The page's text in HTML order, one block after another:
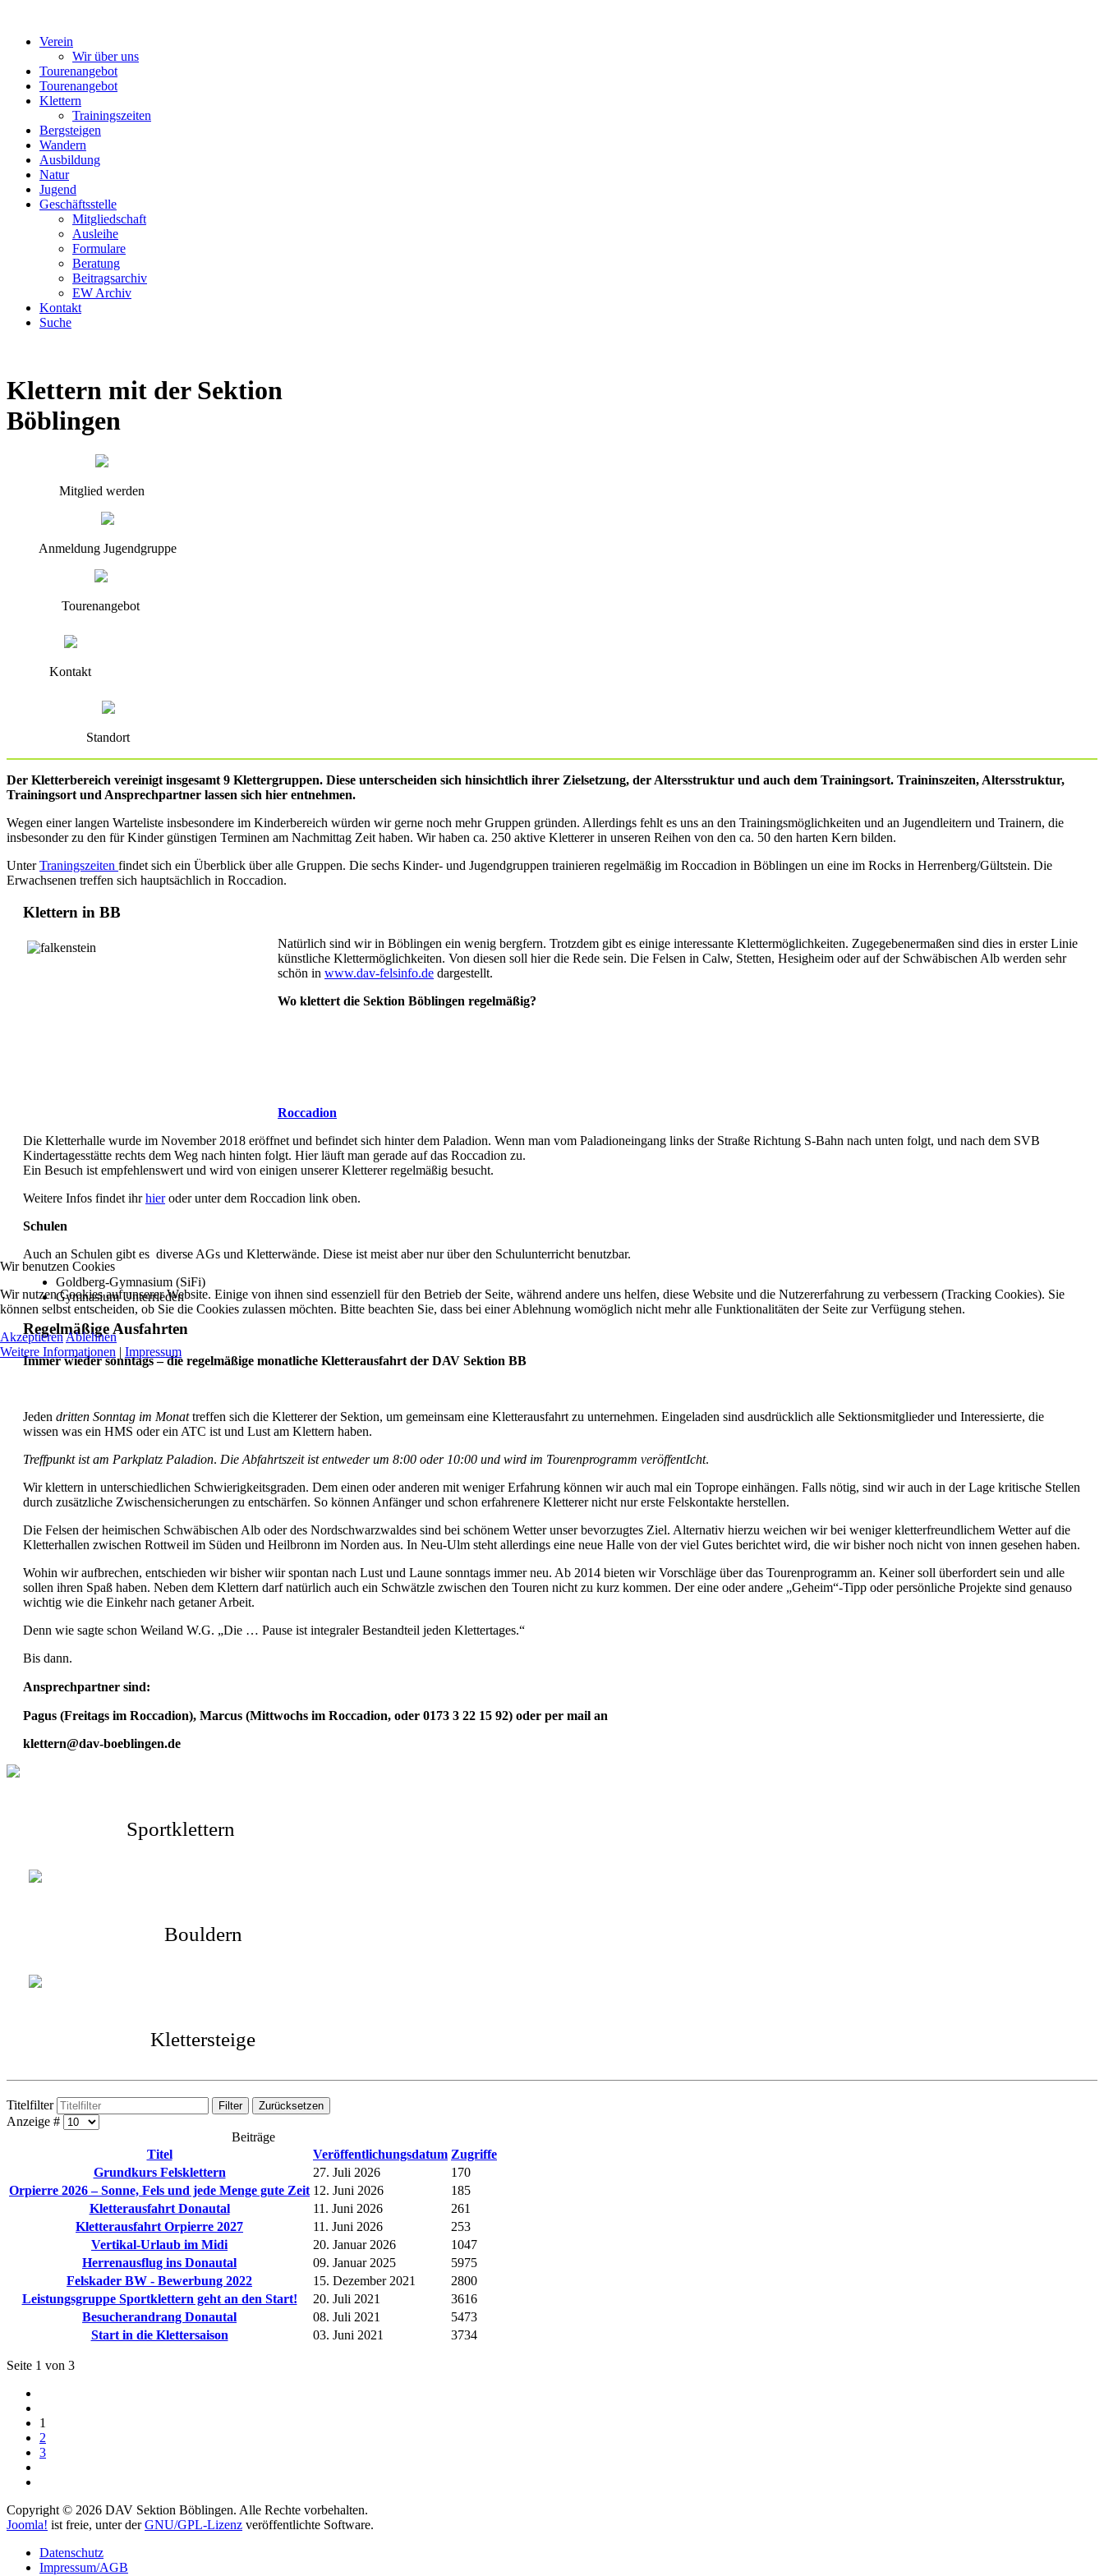
Verein
Wir über uns
Tourenangebot
Tourenangebot
Klettern
Trainingszeiten
Bergsteigen
Wandern
Ausbildung
Natur
Jugend
Geschäftsstelle
Mitgliedschaft
Ausleihe
Formulare
Beratung
Beitragsarchiv
EW Archiv
Kontakt
Suche
Klettern mit der Sektion
Böblingen
Mitglied werden
Anmeldung Jugendgruppe
Tourenangebot
Kontakt
Standort
Der Kletterbereich vereinigt insgesamt 9 Klettergruppen. Diese unterscheiden sich hinsichtlich ihrer Zielsetzung, der Altersstruktur und auch dem Trainingsort. Traininszeiten, Altersstruktur,
Trainingsort und Ansprechpartner lassen sich hier entnehmen.
Wegen einer langen Warteliste insbesondere im Kinderbereich würden wir gerne noch mehr Gruppen gründen. Allerdings fehlt es uns an den Trainingsmöglichkeiten und an Jugendleitern und Trainern, die
insbesonder zu den für Kinder günstigen Terminen am Nachmittag Zeit haben. Wir haben ca. 250 aktive Kletterer in unseren Reihen von den ca. 50 den harten Kern bilden.
UnterTraningszeiten findet sich ein Überblick über alle Gruppen. Die sechs Kinder- und Jugendgruppen trainieren regelmäßig im Roccadion in Böblingen un eine im Rocks in Herrenberg/Gültstein. Die
Erwachsenen treffen sich hauptsächlich in Roccadion.
Klettern in BB
Natürlich sind wir in Böblingen ein wenig bergfern. Trotzdem gibt es einige interessante Klettermöglichkeiten. Zugegebenermaßen sind dies in erster Linie
künstliche Klettermöglichkeiten. Von diesen soll hier die Rede sein. Die Felsen in Calw, Stetten, Hesigheim oder auf der Schwäbischen Alb werden sehr
schön in www.dav-felsinfo.de dargestellt.
Wo klettert die Sektion Böblingen regelmäßig?
Roccadion
Die Kletterhalle wurde im November 2018 eröffnet und befindet sich hinter dem Paladion. Wenn man vom Paladioneingang links der Straße Richtung S-Bahn nach unten folgt, und nach dem SVB
Kindertagesstätte rechts dem Weg nach hinten folgt. Hier läuft man gerade auf das Roccadion zu.
Ein Besuch ist empfehlenswert und wird von einigen unserer Kletterer regelmäßig besucht.
Weitere Infos findet ihrhieroder unter dem Roccadion link oben.
Schulen
Auch an Schulen gibt es diverse AGs und Kletterwände. Diese ist meist aber nur über den Schulunterricht benutzbar.
Goldberg-Gymnasium (SiFi)
Gymnasium Unterrieden
Regelmäßige Ausfahrten
Immer wieder sonntags – die regelmäßige monatliche Kletterausfahrt der DAV Sektion BB
Jeden dritten Sonntag im Monattreffen sich die Kletterer der Sektion, um gemeinsam eine Kletterausfahrt zu unternehmen. Eingeladen sind ausdrücklich alle Sektionsmitglieder und Interessierte, die
wissen was ein HMS oder ein ATC ist und Lust am Klettern haben.
Treffpunkt ist am Parkplatz Paladion. Die Abfahrtszeit ist entweder um 8:00 oder 10:00 und wird im Tourenprogramm veröffentIcht.
Wir klettern in unterschiedlichen Schwierigkeitsgraden. Dem einen oder anderen mit weniger Erfahrung können wir auch mal ein Toprope einhängen. Falls nötig, sind wir auch in der Lage kritische Stellen
durch zusätzliche Zwischensicherungen zu entschärfen. So können Anfänger und schon erfahrenere Kletterer nicht nur erste Felskontakte herstellen.
Die Felsen der heimischen Schwäbischen Alb oder des Nordschwarzwaldes sind bei schönem Wetter unser bevorzugtes Ziel. Alternativ hierzu weichen wir bei weniger kletterfreundlichem Wetter auf die
Kletterhallen zwischen Rottweil im Süden und Heilbronn im Norden aus. In Neu-Ulm steht allerdings eine neue Halle von der viel Gutes berichtet wird, die wir bisher noch nicht von innen gesehen haben.
Wohin wir aufbrechen, entschieden wir bisher wiir spontan nach Lust und Laune sonntags immer neu. Ab 2014 bieten wir Vorschläge über das Tourenprogramm an. Keiner soll überfordert sein und alle
sollen ihren Spaß haben. Neben dem Klettern darf natürlich auch ein Schwätzle zwischen den Touren nicht zu kurz kommen. Der eine oder andere „Geheim“-Tipp oder persönliche Projekte sind genauso
wichtig wie die Einkehr nach getaner Arbeit.
Denn wie sagte schon Weiland W.G. „Die … Pause ist integraler Bestandteil jeden Klettertages.“
Bis dann.
Ansprechpartner sind:
Pagus (Freitags im Roccadion), Marcus (Mittwochs im Roccadion, oder 0173 3 22 15 92) oder per mail an
klettern@dav-boeblingen.de
Sportklettern
Bouldern
Klettersteige
Titelfilter Filter Zurücksetzen
Anzeige #
Beiträge
Titel
Veröffentlichungsdatum Zugriffe
Grundkurs Felsklettern
27. Juli 2026
170
Orpierre 2026 – Sonne, Fels und jede Menge gute Zeit 12. Juni 2026
185
Kletterausfahrt Donautal
11. Juni 2026
261
Kletterausfahrt Orpierre 2027
11. Juni 2026
253
Vertikal-Urlaub im Midi
20. Januar 2026
1047
Herrenausflug ins Donautal
09. Januar 2025
5975
Felskader BW - Bewerbung 2022
15. Dezember 2021
2800
Leistungsgruppe Sportklettern geht an den Start!
20. Juli 2021
3616
Besucherandrang Donautal
08. Juli 2021
5473
Start in die Klettersaison
03. Juni 2021 3734
Seite 1 von 3
1
2
3
Copyright © 2026 DAV Sektion Böblingen. Alle Rechte vorbehalten.
Joomla! ist freie, unter derGNU/GPL-Lizenz veröffentlichte Software.
Datenschutz
Impressum/AGB
Wir benutzen Cookies
Wir nutzen Cookies auf unserer Website. Einige von ihnen sind essenziell für den Betrieb der Seite, während andere uns helfen, diese Website und die Nutzererfahrung zu verbessern (Tracking Cookies). Sie
können selbst entscheiden, ob Sie die Cookies zulassen möchten. Bitte beachten Sie, dass bei einer Ablehnung womöglich nicht mehr alle Funktionalitäten der Seite zur Verfügung stehen.
AkzeptierenAblehnen
Weitere Informationen | Impressum